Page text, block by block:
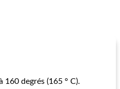
160 degrés (165 ° C).